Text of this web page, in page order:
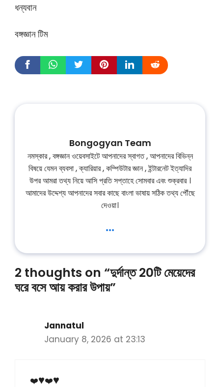
ধন্যবান
বঙ্গজ্ঞান টিম
Bongogyan Team
নমস্কার , বঙ্গজ্ঞান ওয়েবসাইটে আপনাদের স্বাগত , আপনাদের বিভিন্ন
বিষয়ে যেমন ব্যবসা , ক্যারিয়ার , কম্পিউটার জ্ঞান , ইন্টারনেট ইত্যাদির
উপর আমরা তথ্য নিয়ে আসি প্রতি সপ্তাহে সোমবার এবং শুক্রবার ।
আমাদের উদ্দেশ্য আপনাদের সবার কাছে বাংলা ভাষায় সঠিক তথ্য পৌঁছে
দেওয়া।
...
2 thoughts on “দুর্দান্ত 20টি মেয়েদের
ঘরে বসে আয় করার উপায়”
Jannatul
January 8, 2026 at 23:13
❤️‍♥️❤️‍♥️